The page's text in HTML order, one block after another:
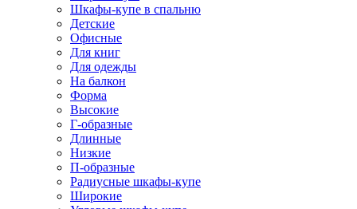
Шкафы-купе в спальню
Детские
Офисные
Для книг
Для одежды
На балкон
Форма
Высокие
Г-образные
Длинные
Низкие
П-образные
Радиусные шкафы-купе
Широкие